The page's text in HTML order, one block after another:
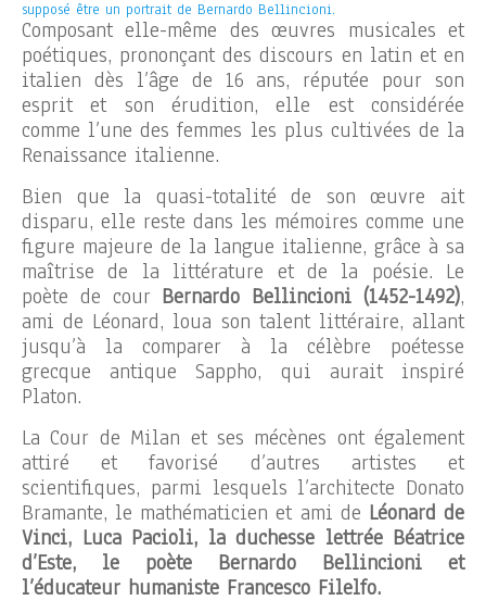
supposé être un portrait de Bernardo Bellincioni.
Composant elle-même des œuvres musicales et
poétiques, prononçant des discours en latin et en
italien dès l’âge de 16 ans, réputée pour son
esprit et son érudition, elle est considérée
comme l’une des femmes les plus cultivées de la
Renaissance italienne.
Bien que la quasi-totalité de son œuvre ait
disparu, elle reste dans les mémoires comme une
figure majeure de la langue italienne, grâce à sa
maîtrise de la littérature et de la poésie. Le
poète de cour Bernardo Bellincioni (1452-1492),
ami de Léonard, loua son talent littéraire, allant
jusqu’à la comparer à la célèbre poétesse
grecque antique Sappho, qui aurait inspiré
Platon.
La Cour de Milan et ses mécènes ont également
attiré et favorisé d’autres artistes et
scientifiques, parmi lesquels l’architecte Donato
Bramante, le mathématicien et ami de Léonard de
Vinci, Luca Pacioli, la duchesse lettrée Béatrice
d’Este, le poète Bernardo Bellincioni et
l’éducateur humaniste Francesco Filelfo.